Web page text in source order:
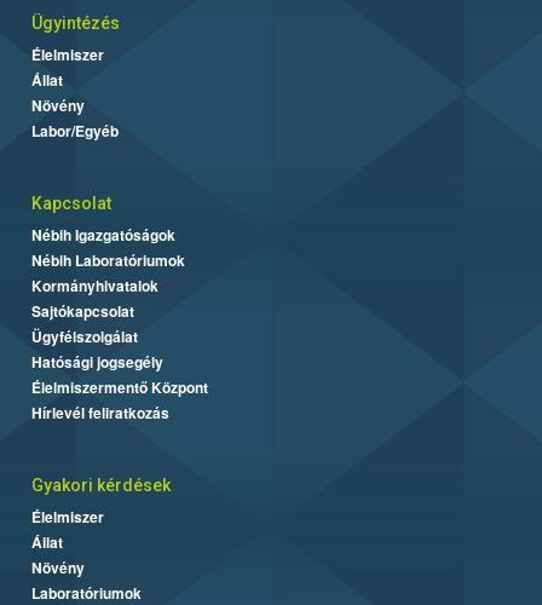
Ügyintézés
Élelmiszer
Állat
Növény
Labor/Egyéb
Kapcsolat
Nébih Igazgatóságok
Nébih Laboratóriumok
Kormányhivatalok
Sajtókapcsolat
Ügyfélszolgálat
Hatósági jogsegély
Élelmiszermentő Központ
Hírlevél feliratkozás
Gyakori kérdések
Élelmiszer
Állat
Növény
Laboratóriumok